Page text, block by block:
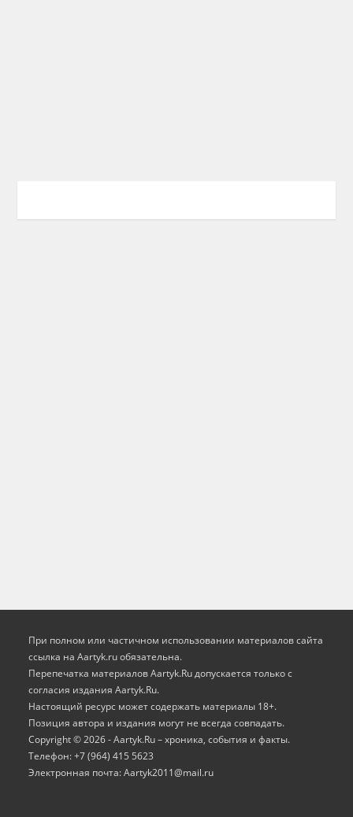
При полном или частичном использовании материалов сайта
ссылка на Aartyk.ru oбязательна.
Перепечатка материалов Aartyk.Ru допускается только с
согласия издания Aartyk.Ru.
Настоящий ресурс может содержать материалы 18+.
Позиция автора и издания могут не всегда совпадать.
Copyright © 2026 - Aartyk.Ru – хроника, события и факты.
Телефон: +7 (964) 415 5623
Электронная почта: Aartyk2011@mail.ru